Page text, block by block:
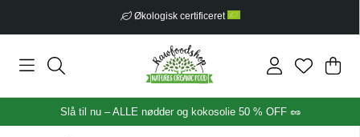
Fri fragt fra 399 kr
.
Slå til nu – ALLE nødder og kokosolie 50 % OFF 🥜